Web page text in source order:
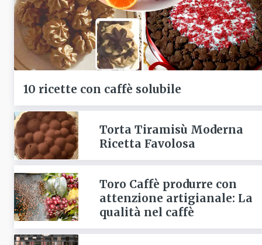
10 ricette con caffè solubile
Torta Tiramisù Moderna
Ricetta Favolosa
Toro Caffè produrre con
attenzione artigianale: La
qualità nel caffè